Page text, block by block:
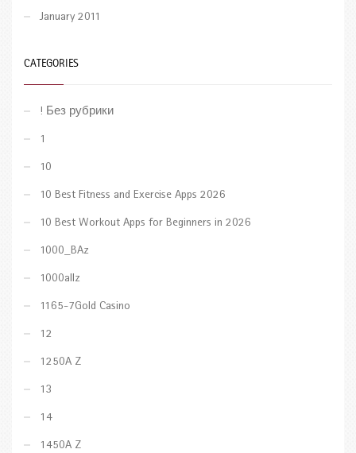
January 2011
CATEGORIES
! Без рубрики
1
10
10 Best Fitness and Exercise Apps 2026
10 Best Workout Apps for Beginners in 2026
1000_BAz
1000allz
1165-7Gold Casino
12
1250A Z
13
14
1450A Z